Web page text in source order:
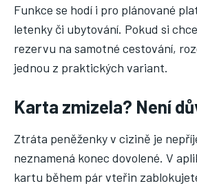
Funkce se hodí i pro plánované
letenky či ubytování. Pokud si
rezervu na samotné cestování,
jednou z praktických variant.
Karta zmizela? Není
Ztráta peněženky v cizině je
neznamená konec dovolené. V
kartu během pár vteřin